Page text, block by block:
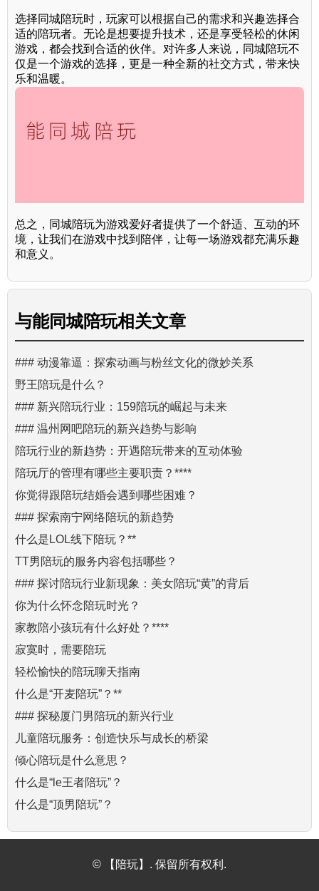
选择同城陪玩时，玩家可以根据自己的需求和兴趣选择合
适的陪玩者。无论是想要提升技术，还是享受轻松的休闲
游戏，都会找到合适的伙伴。对许多人来说，同城陪玩不
仅是一个游戏的选择，更是一种全新的社交方式，带来快
乐和温暖。
总之，同城陪玩为游戏爱好者提供了一个舒适、互动的环
境，让我们在游戏中找到陪伴，让每一场游戏都充满乐趣
和意义。
与能同城陪玩相关文章
### 动漫靠逼：探索动画与粉丝文化的微妙关系
野王陪玩是什么？
### 新兴陪玩行业：159陪玩的崛起与未来
### 温州网吧陪玩的新兴趋势与影响
陪玩行业的新趋势：开遇陪玩带来的互动体验
陪玩厅的管理有哪些主要职责？****
你觉得跟陪玩结婚会遇到哪些困难？
### 探索南宁网络陪玩的新趋势
什么是LOL线下陪玩？**
TT男陪玩的服务内容包括哪些？
### 探讨陪玩行业新现象：美女陪玩“黄”的背后
你为什么怀念陪玩时光？
家教陪小孩玩有什么好处？****
寂寞时，需要陪玩
轻松愉快的陪玩聊天指南
什么是“开麦陪玩”？**
### 探秘厦门男陪玩的新兴行业
儿童陪玩服务：创造快乐与成长的桥梁
倾心陪玩是什么意思？
什么是“le王者陪玩”？
什么是“顶男陪玩”？
© 【陪玩】. 保留所有权利.